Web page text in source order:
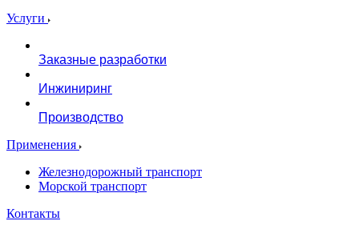
Услуги
Заказные разработки
Инжиниринг
Производство
Применения
Железнодорожный транспорт
Морской транспорт
Контакты